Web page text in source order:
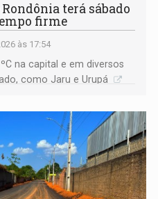
terá sábado
firme
às 17:54
na capital e em diversos
como Jaru e Urupá